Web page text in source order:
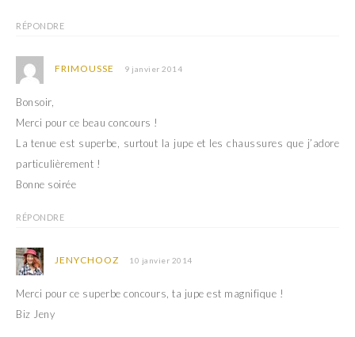
RÉPONDRE
FRIMOUSSE 9 janvier 2014
Bonsoir,
Merci pour ce beau concours !
La tenue est superbe, surtout la jupe et les chaussures que j’adore
particulièrement !
Bonne soirée
RÉPONDRE
JENYCHOOZ 10 janvier 2014
Merci pour ce superbe concours, ta jupe est magnifique !
Biz Jeny